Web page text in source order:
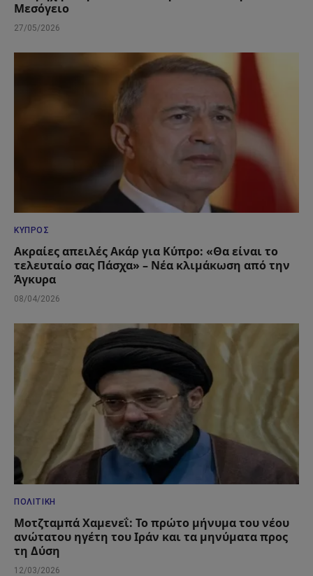
Μεσόγειο
27/05/2026
ΚΎΠΡΟΣ
Ακραίες απειλές Ακάρ για Κύπρο: «Θα είναι το
τελευταίο σας Πάσχα» – Νέα κλιμάκωση από την
Άγκυρα
08/04/2026
ΠΟΛΙΤΙΚΉ
Μοτζταμπά Χαμενεΐ: Το πρώτο μήνυμα του νέου
ανώτατου ηγέτη του Ιράν και τα μηνύματα προς
τη Δύση
12/03/2026